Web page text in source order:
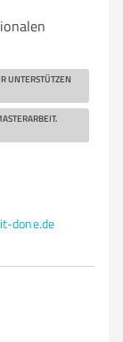
UNTERSTÜTZEN
done.de